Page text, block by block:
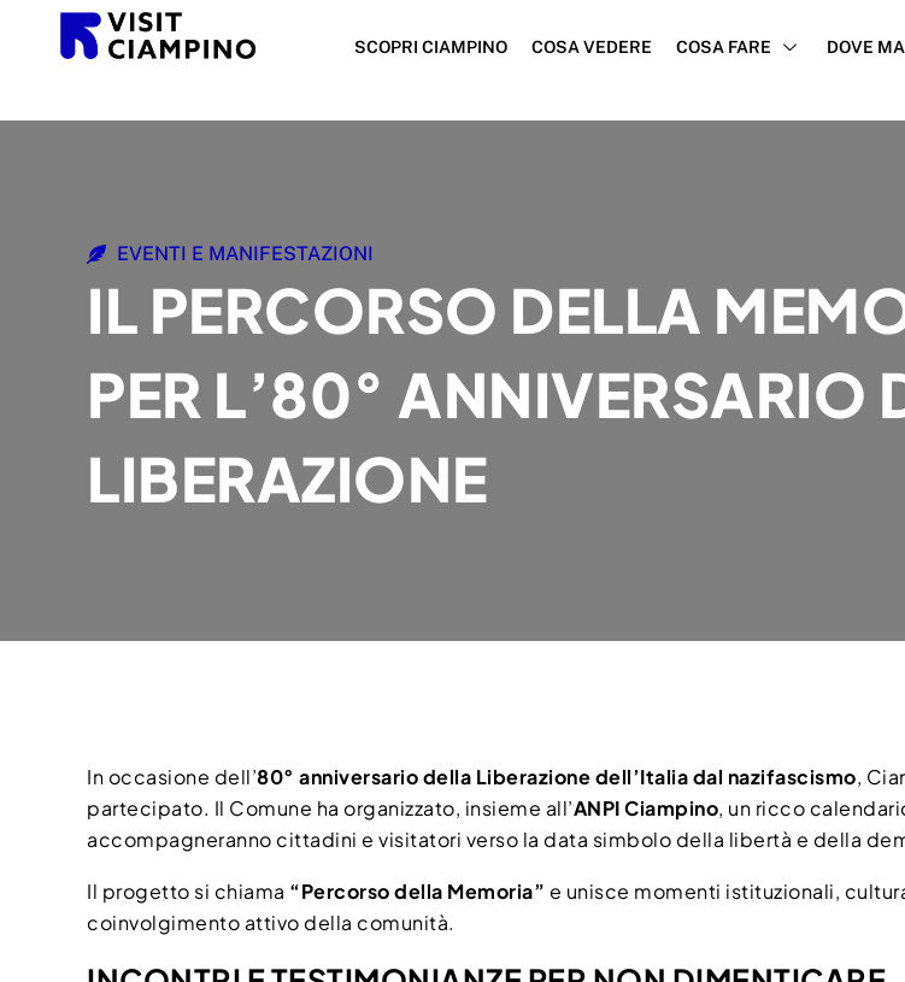
SCOPRI CIAMPINO COSA VEDERE COSA FARE DOVE
EVENTI E MANIFESTAZIONI
IL PERCORSO DELLA
PER L’80° ANNIVERSARIO
LIBERAZIONE
In occasione dell’80° anniversario della Liberazione dell’Italia dal nazifascismo,
partecipato. Il Comune ha organizzato, insieme all’ANPI Ciampino, un ricco
accompagneranno cittadini e visitatori verso la data simbolo della libertà e della
Il progetto si chiama “Percorso della Memoria” e unisce momenti istituzionali,
coinvolgimento attivo della comunità.